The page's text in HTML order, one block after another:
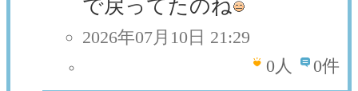
で戻ってたのね
2026年07月10日 21:29
0 人 0件